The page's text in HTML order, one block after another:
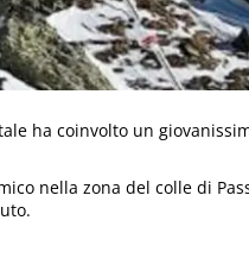
ha coinvolto un
nella zona del colle di